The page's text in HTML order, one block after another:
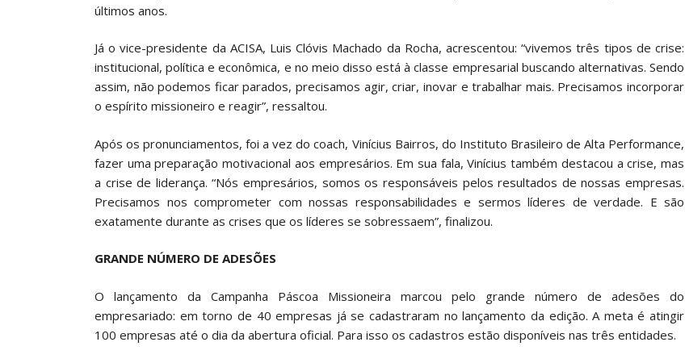
últimos anos.
Já o vice-presidente da ACISA, Luis Clóvis Machado da Rocha, acrescentou: “vivemos três tipos de crise:
institucional, política e econômica, e no meio disso está à classe empresarial buscando alternativas. Sendo
assim, não podemos ficar parados, precisamos agir, criar, inovar e trabalhar mais. Precisamos incorporar
o espírito missioneiro e reagir”, ressaltou.
Após os pronunciamentos, foi a vez do coach, Vinícius Bairros, do Instituto Brasileiro de Alta Performance,
fazer uma preparação motivacional aos empresários. Em sua fala, Vinícius também destacou a crise, mas
a crise de liderança. “Nós empresários, somos os responsáveis pelos resultados de nossas empresas.
Precisamos nos comprometer com nossas responsabilidades e sermos líderes de verdade. E são
exatamente durante as crises que os líderes se sobressaem”, finalizou.
GRANDE NÚMERO DE ADESÕES
O lançamento da Campanha Páscoa Missioneira marcou pelo grande número de adesões do
empresariado: em torno de 40 empresas já se cadastraram no lançamento da edição. A meta é atingir
100 empresas até o dia da abertura oficial. Para isso os cadastros estão disponíveis nas três entidades.